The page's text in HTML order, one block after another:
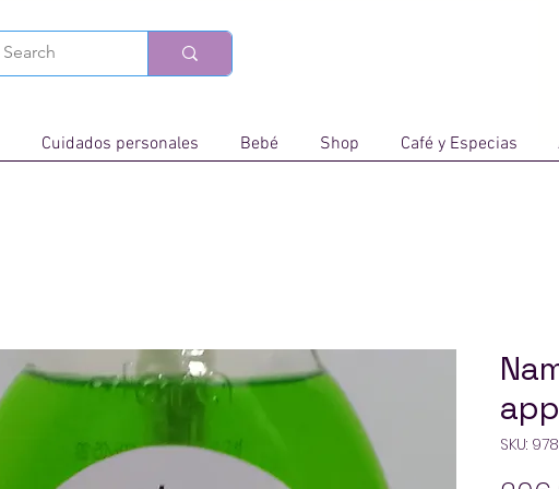
Cuidados personales Bebé Shop Café y Especias
SKU: